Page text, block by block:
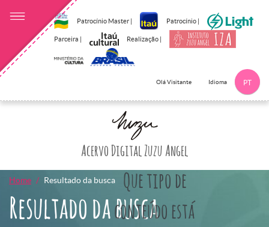
Patrocínio Master | Patrocínio |
Parceira | Realização |
Olá Visitante Idioma PT
Acervo Digital Zuzu Angel
Que tipo de
conteúdo está
Home Resultado da busca
Resultado da busca